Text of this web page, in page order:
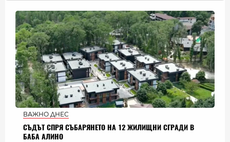
ВАЖНО ДНЕС
СЪДЪТ СПРЯ СЪБАРЯНЕТО НА 12 ЖИЛИЩНИ СГРАДИ В
БАБА АЛИНО